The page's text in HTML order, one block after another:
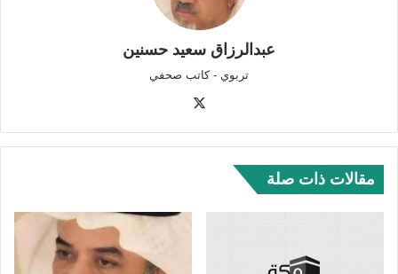
عبدالرزاق سعيد حسنين
تربوي - كاتب صحفي
مقالات ذات صلة